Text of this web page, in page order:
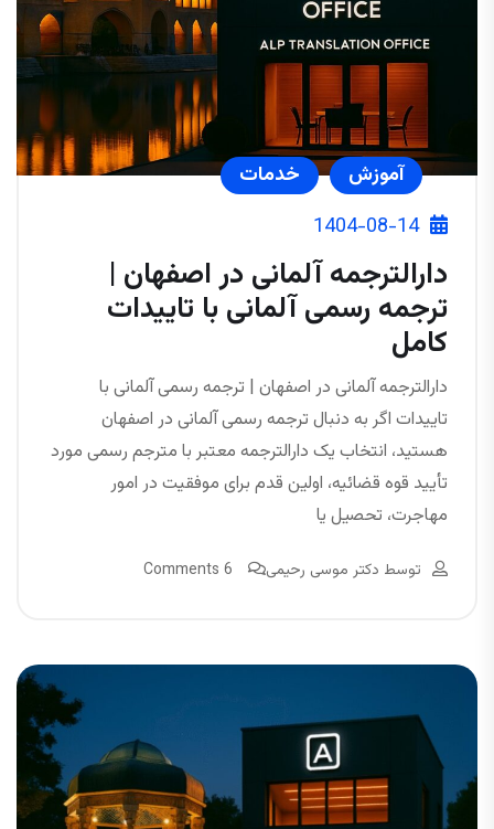
آموزش
خدمات
1404-08-14
دارالترجمه آلمانی در اصفهان |
ترجمه رسمی آلمانی با تاییدات
کامل
دارالترجمه آلمانی در اصفهان | ترجمه رسمی آلمانی با
تاییدات اگر به دنبال ترجمه رسمی آلمانی در اصفهان
هستید، انتخاب یک دارالترجمه معتبر با مترجم رسمی مورد
تأیید قوه قضائیه، اولین قدم برای موفقیت در امور
مهاجرت، تحصیل یا
توسط دکتر موسی رحیمی 6 Comments